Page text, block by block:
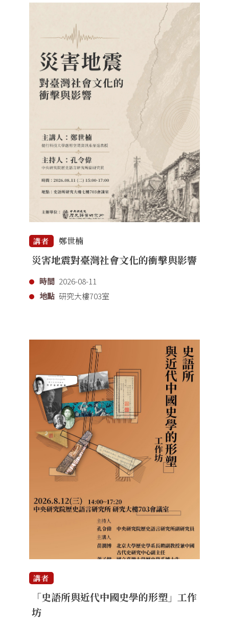
講者 鄭世楠
災害地震對臺灣社會文化的衝擊與影響
時間 2026-08-11
地點 研究大樓703室
講者
「史語所與近代中國史學的形塑」工作
坊